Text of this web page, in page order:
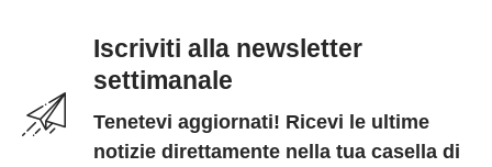
Iscriviti alla newsletter
settimanale
Tenetevi aggiornati! Ricevi le ultime
notizie direttamente nella tua casella di